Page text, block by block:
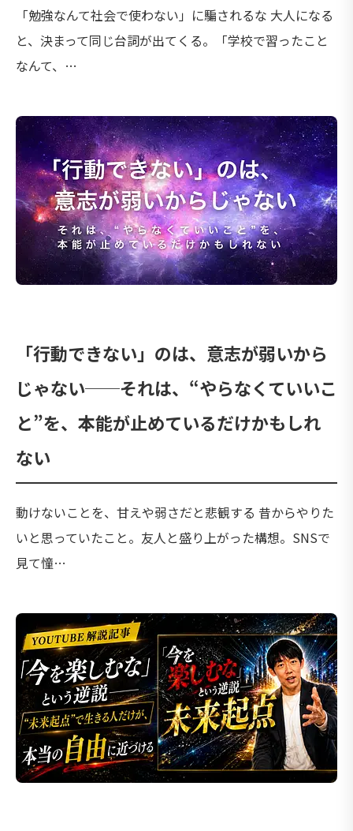
「勉強なんて社会で使わない」に騙されるな 大人になる
と、決まって同じ台詞が出てくる。「学校で習ったこと
なんて、…
「行動できない」のは、意志が弱いから
じゃない──それは、“やらなくていいこ
と”を、本能が止めているだけかもしれ
ない
動けないことを、甘えや弱さだと悲観する 昔からやりた
いと思っていたこと。友人と盛り上がった構想。SNSで
見て憧…